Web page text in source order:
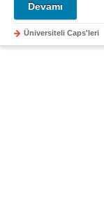
Devamı
Üniversiteli Caps'leri